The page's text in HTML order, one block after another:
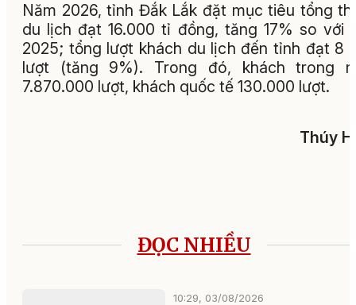
Năm 2026, tỉnh Đắk Lắk đặt mục tiêu tổng
du lịch đạt 16.000 tỉ đồng, tăng 17% so với
2025; tổng lượt khách du lịch đến tỉnh đạt 8
lượt (tăng 9%). Trong đó, khách trong
7.870.000 lượt, khách quốc tế 130.000 lượt.
Thúy
ĐỌC NHIỀU
10:29, 03/08/2026